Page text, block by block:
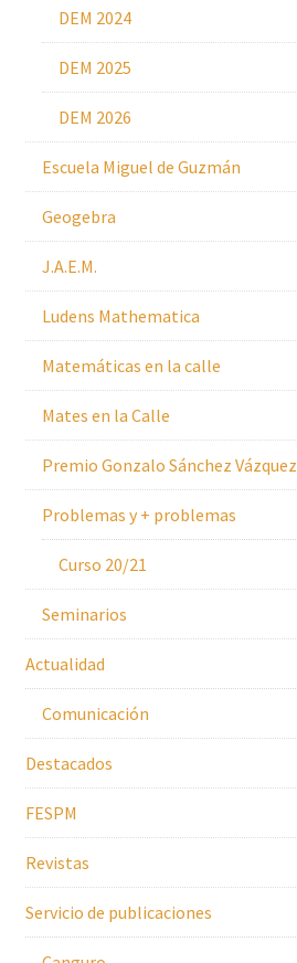
DEM 2024
DEM 2025
DEM 2026
Escuela Miguel de Guzmán
Geogebra
J.A.E.M.
Ludens Mathematica
Matemáticas en la calle
Mates en la Calle
Premio Gonzalo Sánchez Vázquez
Problemas y + problemas
Curso 20/21
Seminarios
Actualidad
Comunicación
Destacados
FESPM
Revistas
Servicio de publicaciones